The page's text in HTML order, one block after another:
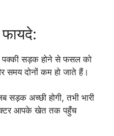
पक्की सड़क होने से फसल को
समय दोनों कम हो जाते हैं।
सड़क अच्छी होगी, तभी भारी
आपके खेत तक पहुँच